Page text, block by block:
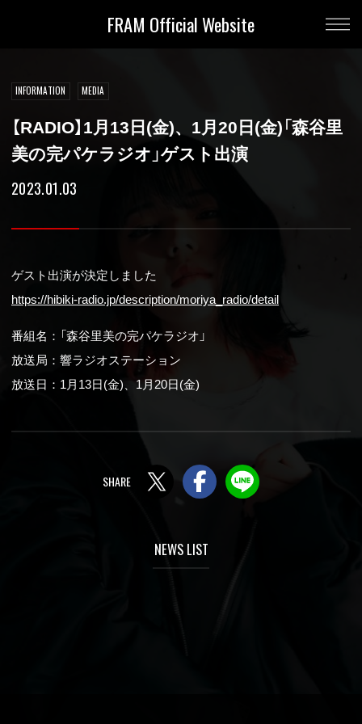
FRAM Official Website
INFORMATION MEDIA
【RADIO】1月13日(金)、1月20日(金)「森谷里
美の完パケラジオ」ゲスト出演
2023.01.03
ゲスト出演が決定しました
https://hibiki-radio.jp/description/moriya_radio/detail
番組名：「森谷里美の完パケラジオ」
放送局：響ラジオステーション
放送日：1月13日(金)、1月20日(金)
Twitter Facebook
NEWS LIST